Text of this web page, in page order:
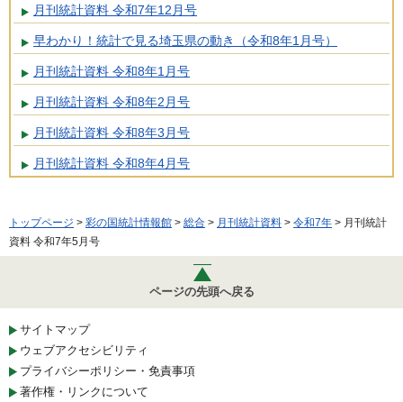
月刊統計資料 令和7年12月号
早わかり！統計で見る埼玉県の動き（令和8年1月号）
月刊統計資料 令和8年1月号
月刊統計資料 令和8年2月号
月刊統計資料 令和8年3月号
月刊統計資料 令和8年4月号
トップページ > 彩の国統計情報館 > 総合 > 月刊統計資料 > 令和7年 > 月刊統計
資料 令和7年5月号
ページの先頭へ戻る
サイトマップ
ウェブアクセシビリティ
プライバシーポリシー・免責事項
著作権・リンクについて